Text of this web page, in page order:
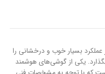
بسیار خوب و درخشانی را
یکی از گوشی‌های هوشمند